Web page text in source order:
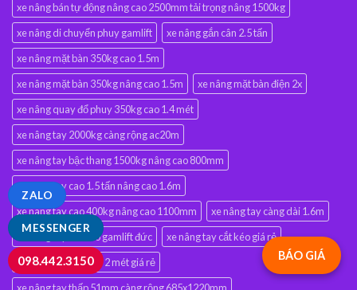
xe nâng bán tự động nâng cao 2500mm tải trọng nâng 1500kg
xe nâng di chuyển phuy gamlift
xe nâng gắn cân 2.5 tấn
xe nâng mặt bàn 350kg cao 1.5m
xe nâng mặt bàn 350kg nâng cao 1.5m
xe nâng mặt bàn điện 2x
xe nâng quay đổ phuy 350kg cao 1.4 mét
xe nâng tay 2000kg càng rộng ac20m
xe nâng tay bậc thang 1500kg nâng cao 800mm
xe nâng tay cao 1.5 tấn nâng cao 1.6m
xe nâng tay cao 400kg nâng cao 1100mm
xe nâng tay càng dài 1.6m
xe nâng tay cắt kéo gamlift đức
xe nâng tay cắt kéo giá rẻ
xe nâng tay siêu dài 2 mét giá rẻ
BÁO GIÁ
MESSENGER
ZALO
098.442.3150